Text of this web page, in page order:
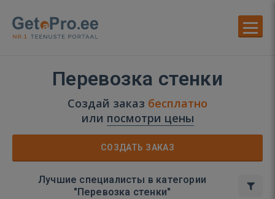
Перевозка стенки
Создай заказ бесплатно
или посмотри цены
СОЗДАТЬ ЗАКАЗ
Лучшие специалисты в категории
"Перевозка стенки"